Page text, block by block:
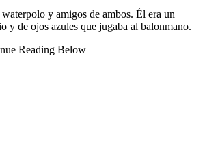
y amigos de ambos. Él era un
y de ojos azules que jugaba al balonmano.
Reading Below